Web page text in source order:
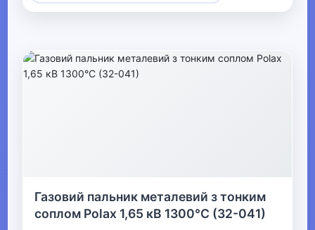
хобі
Газовий пальник металевий з тонким
соплом Polax 1,65 кВ 1300°C (32-041)